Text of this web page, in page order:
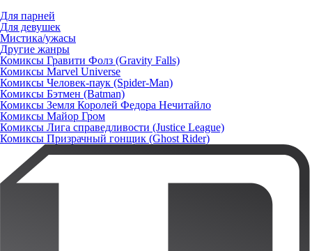
Для парней
Для девушек
Мистика/ужасы
Другие жанры
Комиксы Гравити Фолз (Gravity Falls)
Комиксы Marvel Universe
Комиксы Человек-паук (Spider-Man)
Комиксы Бэтмен (Batman)
Комиксы Земля Королей Федора Нечитайло
Комиксы Майор Гром
Комиксы Лига справедливости (Justice League)
Комиксы Призрачный гонщик (Ghost Rider)